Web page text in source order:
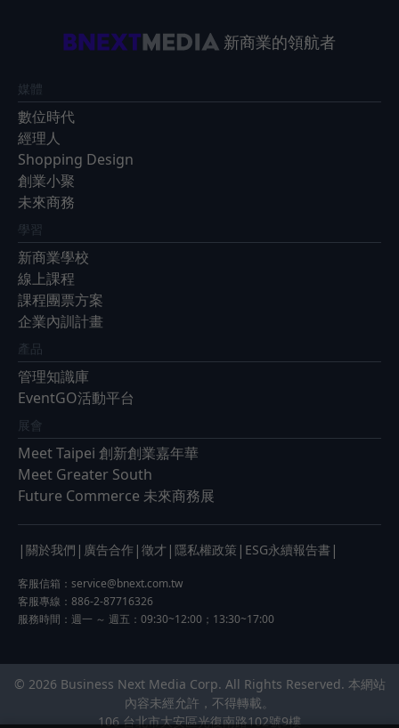
新商業的領航者
媒體
數位時代
經理人
Shopping Design
創業小聚
未來商務
學習
新商業學校
線上課程
課程團票方案
企業內訓計畫
產品
管理知識庫
EventGO活動平台
展會
Meet Taipei 創新創業嘉年華
Meet Greater South
Future Commerce 未來商務展
| 關於我們 | 廣告合作 | 徵才 | 隱私權政策 | ESG永續報告書 |
客服信箱： service@bnext.com.tw
客服專線：886-2-87716326
服務時間：週一 ～ 週五：09:30~12:00；13:30~17:00
© 2026 Business Next Media Corp. All Rights Reserved. 本網站
內容未經允許，不得轉載。
106 台北市大安區光復南路102號9樓